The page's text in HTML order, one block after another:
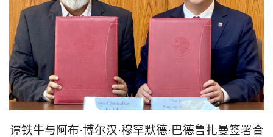
谭铁牛与阿布·博尔汉·穆罕默德·巴德鲁扎曼签署合